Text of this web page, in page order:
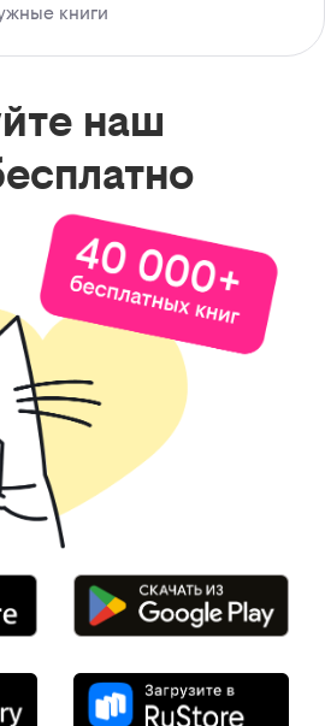
книги
наш